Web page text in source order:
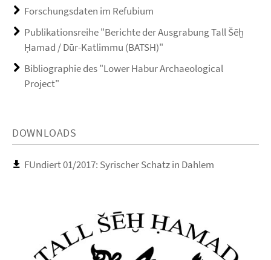
Forschungsdaten im Refubium
Publikationsreihe "Berichte der Ausgrabung Tall Šēḫ
Ḥamad / Dūr-Katlimmu (BATSH)"
Bibliographie des "Lower Habur Archaeological
Project"
DOWNLOADS
FUndiert 01/2017: Syrischer Schatz in Dahlem